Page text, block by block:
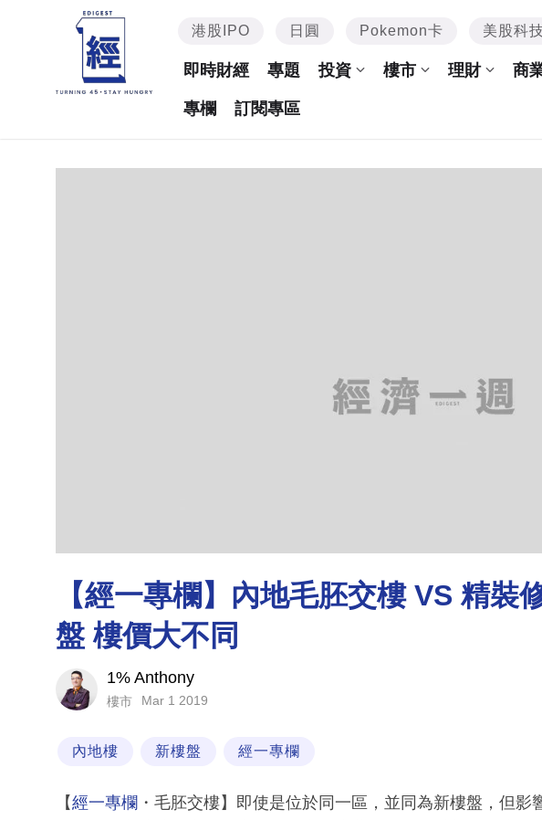
港股IPO 日圓 Pokemon卡 美股科
即時財經 專題 投資 樓市 理財 商
專欄 訂閱專區
【經一專欄】內地毛胚交樓 VS 精裝
盤 樓價大不同
1% Anthony
樓市 Mar 1 2019
內地樓 新樓盤 經一專欄
【經一專欄 ・毛胚交樓】即使是位於同一區，並同為新樓盤，但